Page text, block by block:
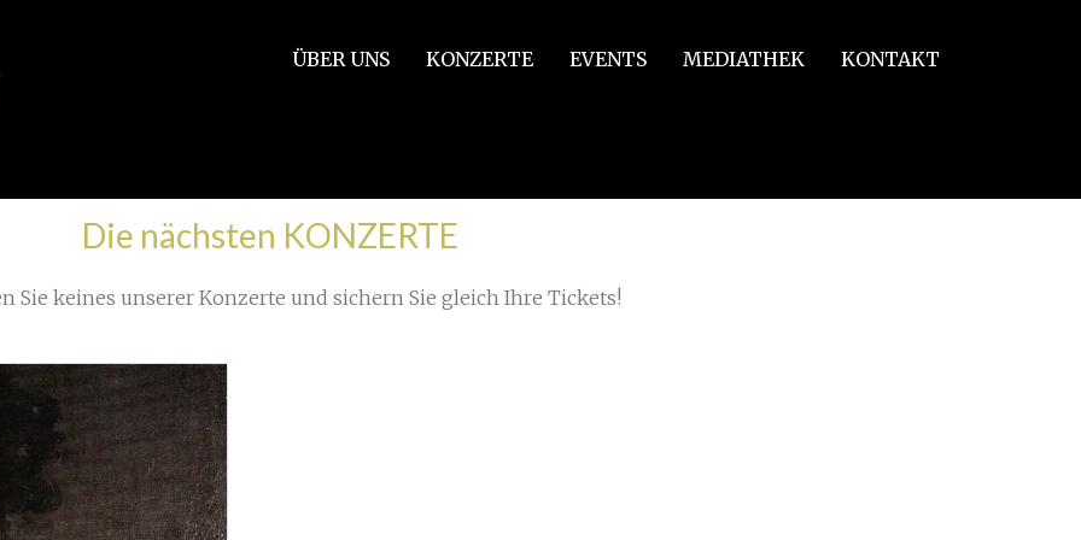
ÜBER UNS KONZERTE EVENTS MEDIATHEK KONTAKT
Die nächsten KONZERTE
Sie keines unserer Konzerte und sichern Sie gleich Ihre Tickets!